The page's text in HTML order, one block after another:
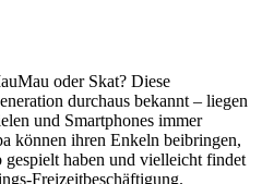
oder Skat? Diese
durchaus bekannt – liegen
und Smartphones immer
können ihren Enkeln beibringen,
haben und vielleicht findet
Freizeitbeschäftigung.